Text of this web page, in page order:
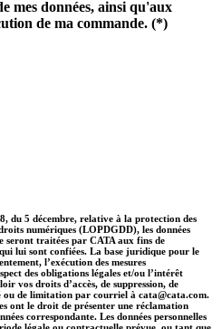
mes données, ainsi qu'aux
de ma commande. (*)
du 5 décembre, relative à la protection des
numériques (LOPDGDD), les données
seront traitées par CATA aux fins de
lui sont confiées. La base juridique pour le
l’exécution des mesures
des obligations légales et/ou l’intérêt
vos droits d’accès, de suppression, de
de limitation par courriel à cata@cata.com.
ont le droit de présenter une réclamation
correspondante. Les données personnelles